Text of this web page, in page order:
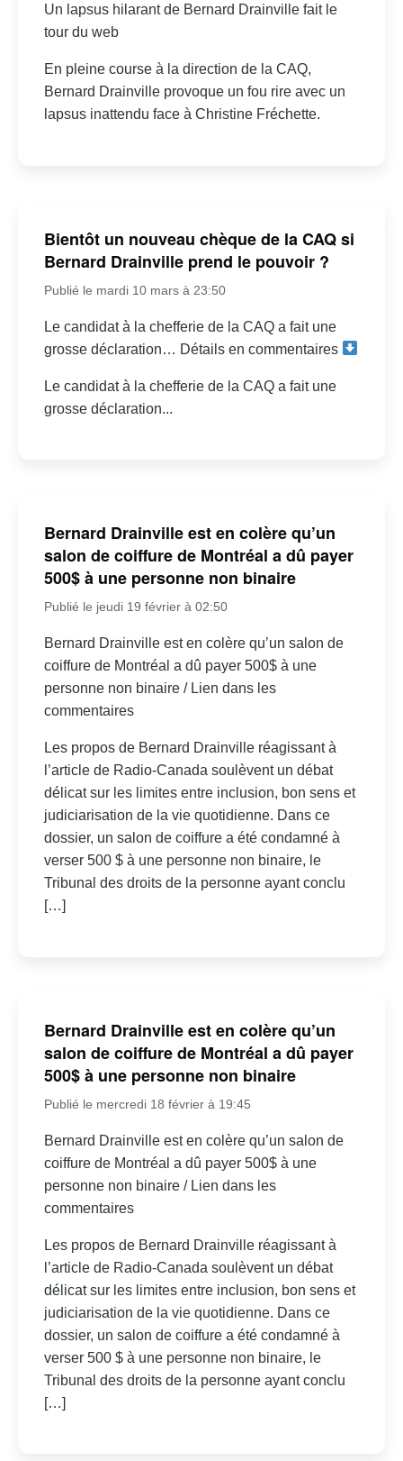
Un lapsus hilarant de Bernard Drainville fait le
tour du web
En pleine course à la direction de la CAQ,
Bernard Drainville provoque un fou rire avec un
lapsus inattendu face à Christine Fréchette.
Bientôt un nouveau chèque de la CAQ si
Bernard Drainville prend le pouvoir ?
Publié le mardi 10 mars à 23:50
Le candidat à la chefferie de la CAQ a fait une
grosse déclaration… Détails en commentaires
Le candidat à la chefferie de la CAQ a fait une
grosse déclaration...
Bernard Drainville est en colère qu’un
salon de coiffure de Montréal a dû payer
500$ à une personne non binaire
Publié le jeudi 19 février à 02:50
Bernard Drainville est en colère qu’un salon de
coiffure de Montréal a dû payer 500$ à une
personne non binaire / Lien dans les
commentaires
Les propos de Bernard Drainville réagissant à
l’article de Radio-Canada soulèvent un débat
délicat sur les limites entre inclusion, bon sens et
judiciarisation de la vie quotidienne. Dans ce
dossier, un salon de coiffure a été condamné à
verser 500 $ à une personne non binaire, le
Tribunal des droits de la personne ayant conclu
[…]
Bernard Drainville est en colère qu’un
salon de coiffure de Montréal a dû payer
500$ à une personne non binaire
Publié le mercredi 18 février à 19:45
Bernard Drainville est en colère qu’un salon de
coiffure de Montréal a dû payer 500$ à une
personne non binaire / Lien dans les
commentaires
Les propos de Bernard Drainville réagissant à
l’article de Radio-Canada soulèvent un débat
délicat sur les limites entre inclusion, bon sens et
judiciarisation de la vie quotidienne. Dans ce
dossier, un salon de coiffure a été condamné à
verser 500 $ à une personne non binaire, le
Tribunal des droits de la personne ayant conclu
[…]